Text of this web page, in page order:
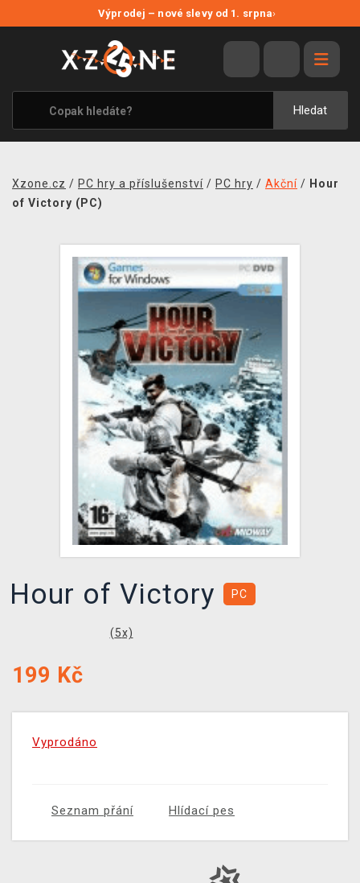
Výprodej – nové slevy od 1. srpna›
Hledat
VÝPRODEJ
VIDEOHRY
XZONE ORIGINALS
TÉMATIKY
MERCHANDISE
XZONE KLUB
TCG & BOARDGAME HUB
VÝKUP HER (BAZAR)
Xzone.cz / PC hry a příslušenství / PC hry / Akční / Hour
of Victory (PC)
Hour of Victory PC
(5x)
199 Kč
Vyprodáno
Seznam přání Hlídací pes